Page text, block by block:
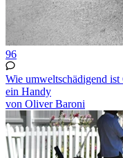
96
Wie umweltschädigend
ein Handy
von Oliver Baroni